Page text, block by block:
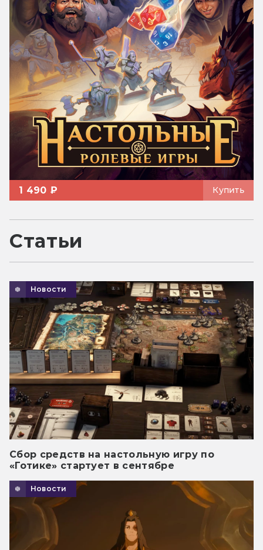
1 490 ₽ Купить
Статьи
Новости
Сбор средств на настольную игру по
«Готике» стартует в сентябре
Новости